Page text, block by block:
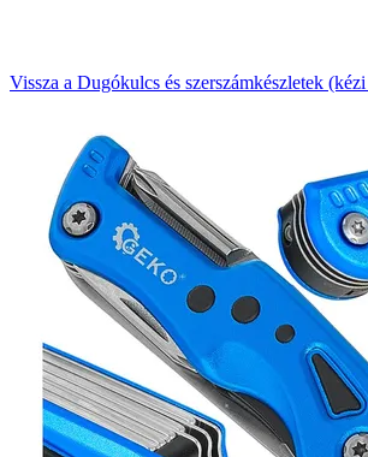
Vissza a Dugókulcs és szerszámkészletek